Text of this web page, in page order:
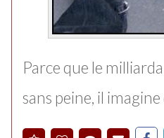
Parce que le
sans peine, il